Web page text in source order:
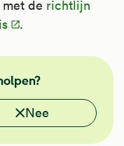
de richtlijn
.
Nee